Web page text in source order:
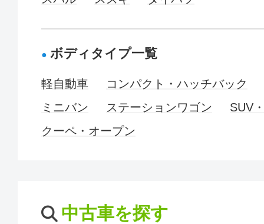
ボディタイプ一覧
軽自動車
コンパクト・ハッチバック
ミニバン
ステーションワゴン
SUV
クーペ・オープン
中古車を探す